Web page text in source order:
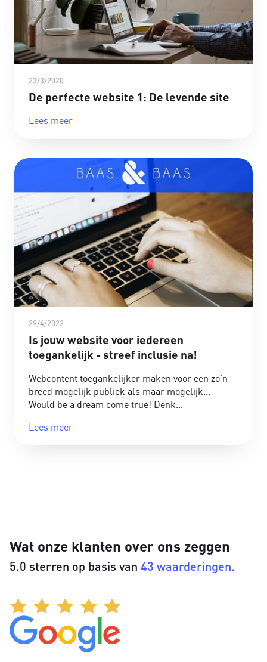
23/3/2020
De perfecte website 1: De levende site
Lees meer
29/4/2022
Is jouw website voor iedereen
toegankelijk - streef inclusie na!
Webcontent toegankelijker maken voor een zo’n
breed mogelijk publiek als maar mogelijk…
Would be a dream come true! Denk
Lees meer
Wat onze klanten over ons zeggen
5.0 sterren op basis van 43 waarderingen.